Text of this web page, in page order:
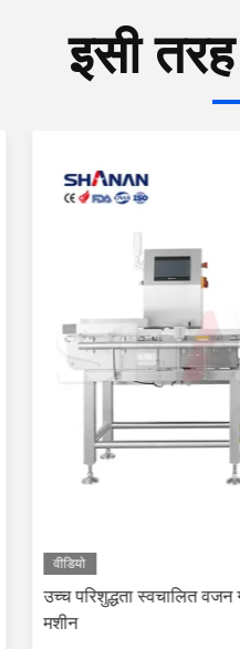
इसी
वीडियो
उच्च परिशुद्धता स्वचालित
मशीन